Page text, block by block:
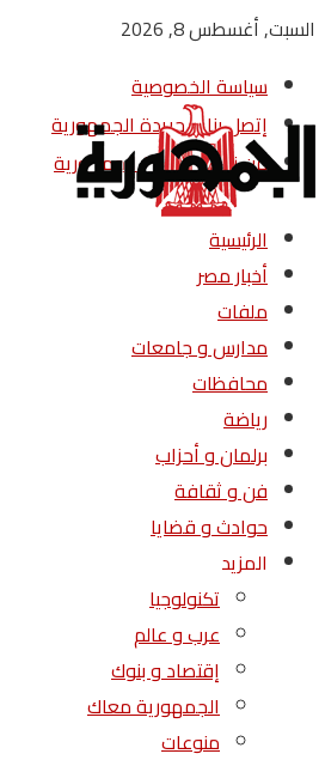
السبت, أغسطس 8, 2026
سياسة الخصوصية
إتصل بنا – جريدة الجمهورية
من نحن – جريدة الجمهورية
الرئيسية
أخبار مصر
ملفات
مدارس و جامعات
محافظات
رياضة
برلمان و أحزاب
فن و ثقافة
حوادث و قضايا
المزيد
تكنولوجيا
عرب و عالم
إقتصاد و بنوك
الجمهورية معاك
منوعات